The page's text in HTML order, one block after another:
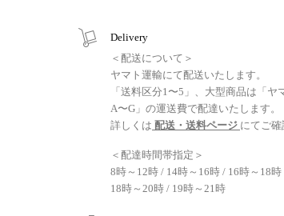
Delivery
＜配送について＞
ヤマト運輸にて配送いたします。
「送料区分1〜5」、大型商品は「ヤ
A〜G」の運送費で配達いたします。
詳しくは 配送・送料ページ にてご確
＜配達時間帯指定＞
8時～12時 / 14時～16時 / 16時～18時
18時～20時 / 19時～21時